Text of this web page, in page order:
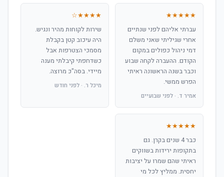
★★★★★
עברתי אליהם לפני שנתיים
אחרי שגיליתי שאני משלם
דמי ניהול כפולים במקום
הקודם. ההעברה לקחה שבוע
וכבר בשנה הראשונה ראיתי
הפרש ממשי.
אמיר ד. · לפני שבועיים
★★★★☆
שירות לקוחות מהיר ונגיש.
היה עיכוב קטן בקבלת
מסמכי הצטרפות אבל
כשדחפתי קיבלתי מענה
מיידי. בסה"כ מרוצה.
מיכל ר. · לפני חודש
★★★★★
כבר 4 שנים בקרן. גם
בתקופות ירידות בשווקים
ראיתי שהם שמרו על יציבות
יחסית. ממליץ לכל מי